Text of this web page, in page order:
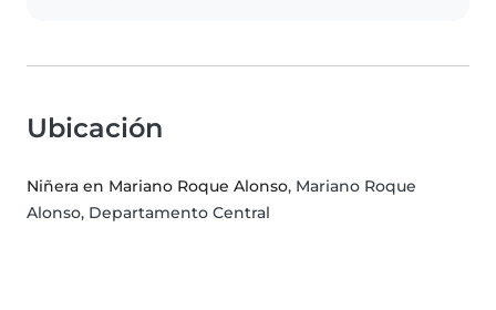
Ubicación
Niñera en Mariano Roque Alonso, Mariano Roque
Alonso, Departamento Central